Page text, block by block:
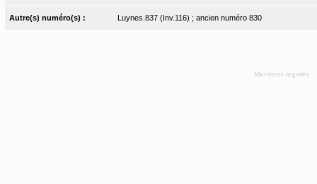
Autre(s) numéro(s) : Luynes.837 (Inv.116) ; ancien numéro 830
Mentions légales